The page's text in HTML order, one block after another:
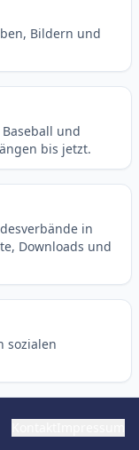
Bildern und
und
bis jetzt.
in
Downloads und
sozialen